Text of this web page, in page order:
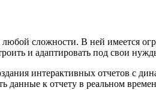
сложности. В ней имеется
и адаптировать под свои
интерактивных отчетов с
данные к отчету в реальном